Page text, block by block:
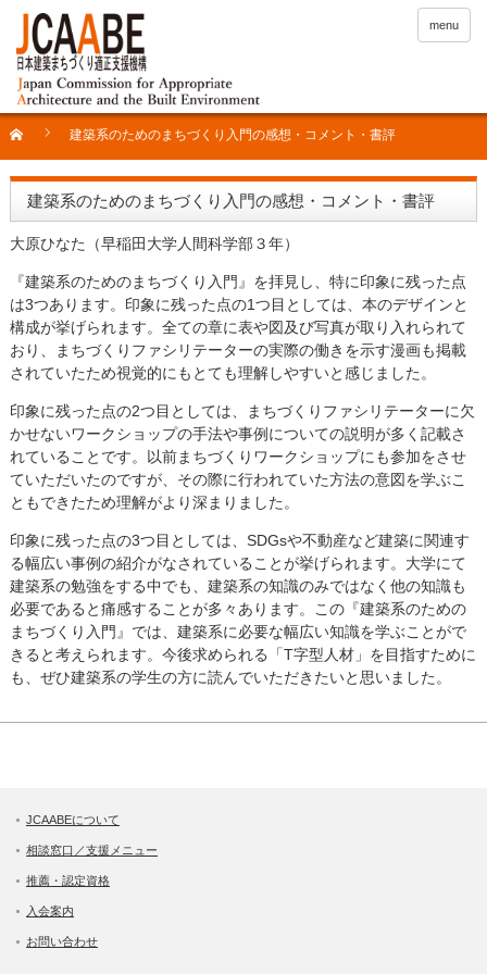
menu
建築系のためのまちづくり入門の感想・コメント・書評
建築系のためのまちづくり入門の感想・コメント・書評
大原ひなた（早稲田大学人間科学部３年）
『建築系のためのまちづくり入門』を拝見し、特に印象に残った点
は3つあります。印象に残った点の1つ目としては、本のデザインと
構成が挙げられます。全ての章に表や図及び写真が取り入れられて
おり、まちづくりファシリテーターの実際の働きを示す漫画も掲載
されていたため視覚的にもとても理解しやすいと感じました。
印象に残った点の2つ目としては、まちづくりファシリテーターに欠
かせないワークショップの手法や事例についての説明が多く記載さ
れていることです。以前まちづくりワークショップにも参加をさせ
ていただいたのですが、その際に行われていた方法の意図を学ぶこ
ともできたため理解がより深まりました。
印象に残った点の3つ目としては、SDGsや不動産など建築に関連す
る幅広い事例の紹介がなされていることが挙げられます。大学にて
建築系の勉強をする中でも、建築系の知識のみではなく他の知識も
必要であると痛感することが多々あります。この『建築系のための
まちづくり入門』では、建築系に必要な幅広い知識を学ぶことがで
きると考えられます。今後求められる「T字型人材」を目指すために
も、ぜひ建築系の学生の方に読んでいただきたいと思いました。
JCAABEについて
相談窓口／支援メニュー
推薦・認定資格
入会案内
お問い合わせ